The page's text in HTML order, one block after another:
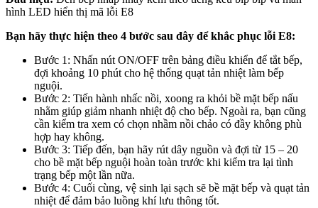
hình LED hiển thị mã lỗi E8
Bạn hãy thực hiện theo 4 bước sau đây để khắc phục lỗi E8:
Bước 1: Nhấn nút ON/OFF trên bảng điều khiển để tắt bếp,
đợi khoảng 10 phút cho hệ thống quạt tản nhiệt làm bếp
nguội.
Bước 2: Tiến hành nhấc nồi, xoong ra khỏi bề mặt bếp nấu
nhằm giúp giảm nhanh nhiệt độ cho bếp. Ngoài ra, bạn cũng
cần kiểm tra xem có chọn nhầm nồi chảo có đầy không phù
hợp hay không.
Bước 3: Tiếp đến, bạn hãy rút dây nguồn và đợi từ 15 – 20
cho bề mặt bếp nguội hoàn toàn trước khi kiểm tra lại tình
trạng bếp một lần nữa.
Bước 4: Cuối cùng, vệ sinh lại sạch sẽ bề mặt bếp và quạt tản
nhiệt để đảm bảo luồng khí lưu thông tốt.